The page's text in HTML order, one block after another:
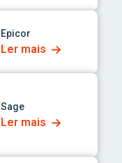
aplicativo
Epicor
Ler mais
aplicativo
Sage
Ler mais